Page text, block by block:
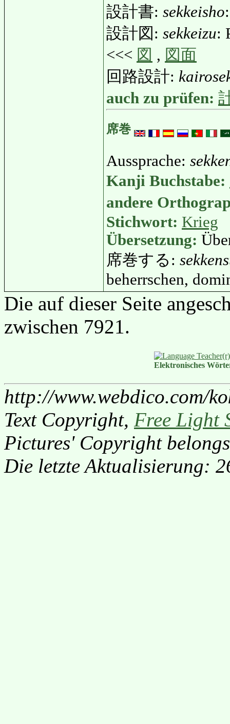
設計書: sekkeisho
設計図: sekkeizu:
<<< 図 , 図面
回路設計:
auch zu prüfen:
席巻
Aussprache:
Kanji Buchstabe:
andere
Stichwort: Krieg
Übersetzung:
席巻する:
beherrschen,
Die auf dieser Seite
zwischen 7921.
Elektronisches
http://www.webdico.com/
Text Copyright, Free Light
Pictures' Copyright
Die letzte Aktualisierung: